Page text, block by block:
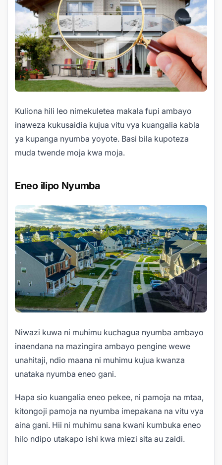
Kuliona hili leo nimekuletea makala fupi ambayo
inaweza kukusaidia kujua vitu vya kuangalia kabla
ya kupanga nyumba yoyote. Basi bila kupoteza
muda twende moja kwa moja.
Eneo ilipo Nyumba
Niwazi kuwa ni muhimu kuchagua nyumba ambayo
inaendana na mazingira ambayo pengine wewe
unahitaji, ndio maana ni muhimu kujua kwanza
unataka nyumba eneo gani.
Hapa sio kuangalia eneo pekee, ni pamoja na mtaa,
kitongoji pamoja na nyumba imepakana na vitu vya
aina gani. Hii ni muhimu sana kwani kumbuka eneo
hilo ndipo utakapo ishi kwa miezi sita au zaidi.